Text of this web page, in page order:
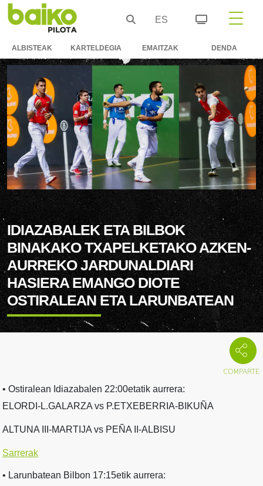
ES
ALBISTEAK KARTELDEGIA EMAITZAK DENDA
IDIAZABALEK ETA BILBOK
BINAKAKO TXAPELKETAKO AZKEN-
AURREKO JARDUNALDIARI
HASIERA EMANGO DIOTE
OSTIRALEAN ETA LARUNBATEAN
• Ostiralean Idiazabalen 22:00etatik aurrera:
ELORDI-L.GALARZA vs P.ETXEBERRIA-BIKUÑA
ALTUNA III-MARTIJA vs PEÑA II-ALBISU
Sarrerak
• Larunbatean Bilbon 17:15etik aurrera: